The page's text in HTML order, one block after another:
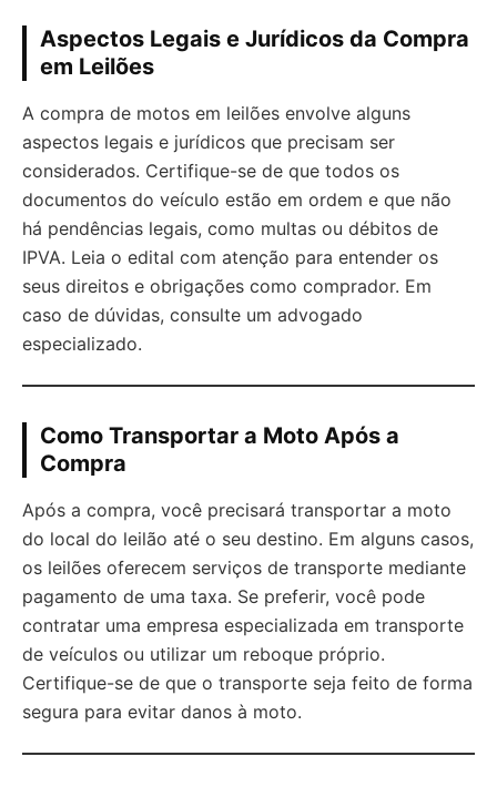
Aspectos Legais e Jurídicos da Compra
em Leilões
A compra de motos em leilões envolve alguns
aspectos legais e jurídicos que precisam ser
considerados. Certifique-se de que todos os
documentos do veículo estão em ordem e que não
há pendências legais, como multas ou débitos de
IPVA. Leia o edital com atenção para entender os
seus direitos e obrigações como comprador. Em
caso de dúvidas, consulte um advogado
especializado.
Como Transportar a Moto Após a
Compra
Após a compra, você precisará transportar a moto
do local do leilão até o seu destino. Em alguns casos,
os leilões oferecem serviços de transporte mediante
pagamento de uma taxa. Se preferir, você pode
contratar uma empresa especializada em transporte
de veículos ou utilizar um reboque próprio.
Certifique-se de que o transporte seja feito de forma
segura para evitar danos à moto.